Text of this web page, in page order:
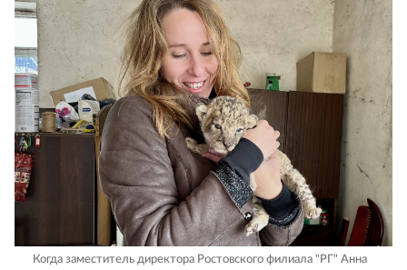
Когда заместитель директора Ростовского филиала "РГ" Анна